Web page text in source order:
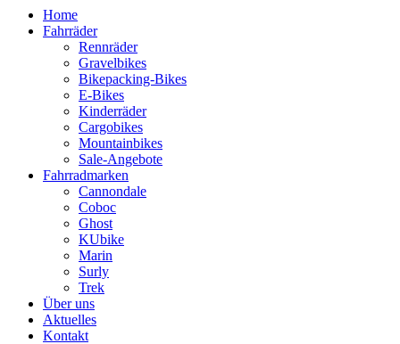
Home
Fahrräder
Rennräder
Gravelbikes
Bikepacking-Bikes
E-Bikes
Kinderräder
Cargobikes
Mountainbikes
Sale-Angebote
Fahrradmarken
Cannondale
Coboc
Ghost
KUbike
Marin
Surly
Trek
Über uns
Aktuelles
Kontakt